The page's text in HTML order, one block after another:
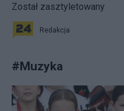
Został zasztyletowany
Redakcja
#Muzyka